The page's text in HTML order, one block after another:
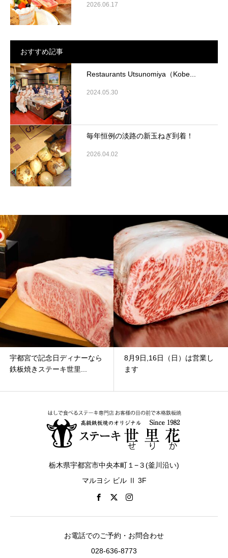
2026.06.17
おすすめ記事
Restaurants Utsunomiya（Kobe...
2024.05.30
毎年恒例の淡路の新玉ねぎ到着！
2026.04.02
宇都宮で記念日ディナーなら
鉄板焼きステーキ世里...
8月9日,16日（日）は営業し
ます
栃木県宇都宮市中央本町１−３(釜川沿い)
マルヨシ ビル Ⅱ 3F
お電話でのご予約・お問合わせ
028-636-8773